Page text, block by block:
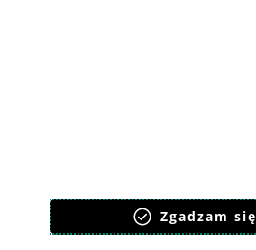
Zgadzam się